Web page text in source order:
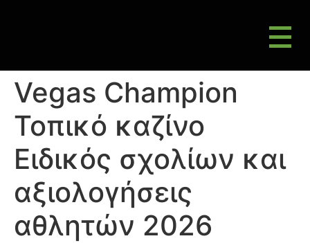
Vegas Champion
Τοπικό καζίνο
Ειδικός σχολίων και
αξιολογήσεις
αθλητών 2026